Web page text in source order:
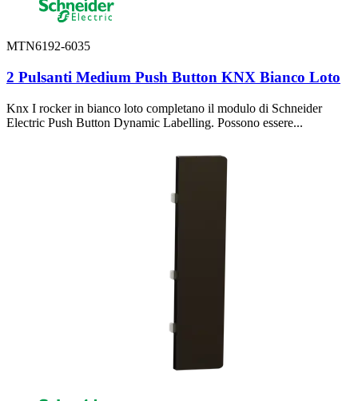
MTN6192-6035
2 Pulsanti Medium Push Button KNX Bianco Loto
Knx I rocker in bianco loto completano il modulo di Schneider
Electric Push Button Dynamic Labelling. Possono essere...